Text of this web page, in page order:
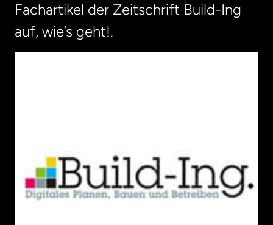
Fachartikel der Zeitschrift Build-Ing
auf, wie’s geht!.